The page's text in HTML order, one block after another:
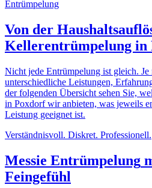
Von der
Kellerentrümpelung in
Nicht jede Entrümpelung ist gleich. Je
unterschiedliche Leistungen,
der folgenden Übersicht sehen Sie,
in Poxdorf wir anbieten, was jeweils
Leistung geeignet ist.
Verständnisvoll. Diskret. Professionell.
Messie Entrümpelung
Feingefühl